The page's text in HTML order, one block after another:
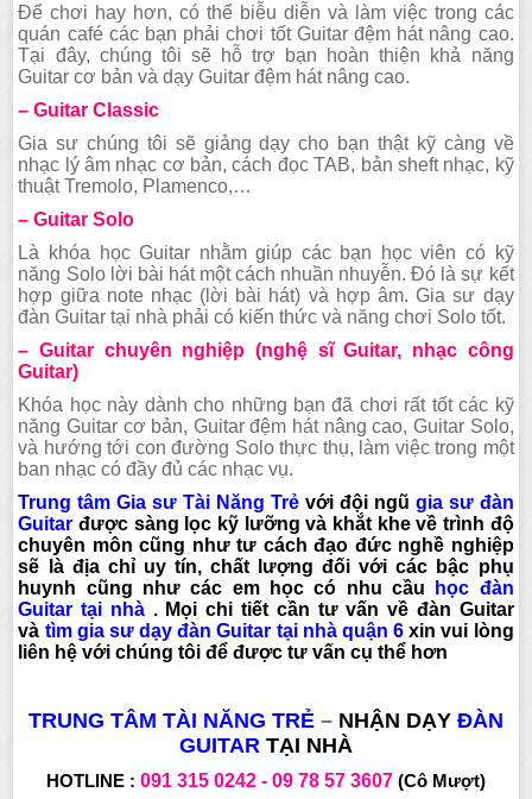
Để chơi hay hơn, có thể biễu diễn và làm việc trong các
quán café các bạn phải chơi tốt Guitar đệm hát nâng cao.
Tại đây, chúng tôi sẽ hỗ trợ bạn hoàn thiện khả năng
Guitar cơ bản và dạy Guitar đệm hát nâng cao.
– Guitar Classic
Gia sư chúng tôi sẽ giảng dạy cho bạn thật kỹ càng về
nhạc lý âm nhạc cơ bản, cách đọc TAB, bản sheft nhạc, kỹ
thuật Tremolo, Plamenco,…
– Guitar Solo
Là khóa học Guitar nhằm giúp các bạn học viên có kỹ
năng Solo lời bài hát một cách nhuần nhuyễn. Đó là sự kết
hợp giữa note nhạc (lời bài hát) và hợp âm. Gia sư dạy
đàn Guitar tại nhà phải có kiến thức và năng chơi Solo tốt.
– Guitar chuyên nghiệp (nghệ sĩ Guitar, nhạc công
Guitar)
Khóa học này dành cho những bạn đã chơi rất tốt các kỹ
năng Guitar cơ bản, Guitar đệm hát nâng cao, Guitar Solo,
và hướng tới con đường Solo thực thụ, làm việc trong một
ban nhạc có đầy đủ các nhạc vụ.
Trung tâm Gia sư Tài Năng Trẻ với đội ngũ gia sư đàn
Guitar được sàng lọc kỹ lưỡng và khắt khe về trình độ
chuyên môn cũng như tư cách đạo đức nghề nghiệp
sẽ là địa chỉ uy tín, chất lượng đối với các bậc phụ
huynh cũng như các em học có nhu cầu
học đàn
Guitar tại nhà . Mọi chi tiết cần tư vấn về đàn Guitar
và tìm gia sư dạy đàn Guitar tại nhà quận 6 xin vui lòng
liên hệ với chúng tôi để được tư vấn cụ thể hơn
TRUNG TÂM TÀI NĂNG TRẺ– NHẬN DẠY ĐÀN
GUITAR TẠI NHÀ
HOTLINE : 091 315 0242 - 09 78 57 3607 (Cô Mượt)